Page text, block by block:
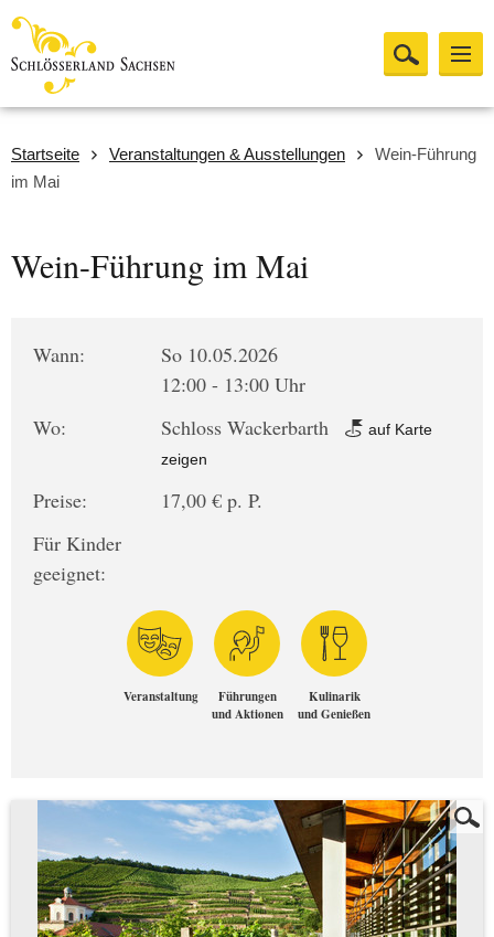
Startseite Veranstaltungen & Ausstellungen
Wein-Führung
im Mai
Wein-Führung im Mai
Wann:
So 10.05.2026
12:00 - 13:00 Uhr
Wo:
Schloss Wackerbarth
auf Karte
zeigen
Preise:
17,00 € p. P.
Für Kinder
geeignet:
Veranstaltung
Führungen
und Aktionen
Kulinarik
und Genießen